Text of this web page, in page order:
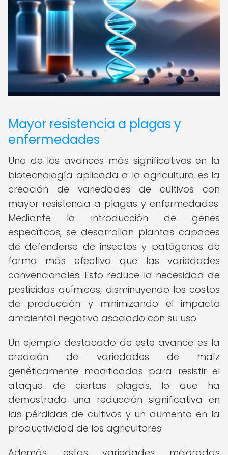
Mayor resistencia a plagas y
enfermedades
Uno de los avances más significativos en la
biotecnología aplicada a la agricultura es la
creación de variedades de cultivos con
mayor resistencia a plagas y enfermedades.
Mediante la introducción de genes
específicos, se desarrollan plantas capaces
de defenderse de insectos y patógenos de
forma más efectiva que las variedades
convencionales. Esto reduce la necesidad de
pesticidas químicos, disminuyendo los costos
de producción y minimizando el impacto
ambiental negativo asociado con su uso.
Un ejemplo destacado de este avance es la
creación de variedades de maíz
genéticamente modificadas para resistir el
ataque de ciertas plagas, lo que ha
demostrado una reducción significativa en
las pérdidas de cultivos y un aumento en la
productividad de los agricultores.